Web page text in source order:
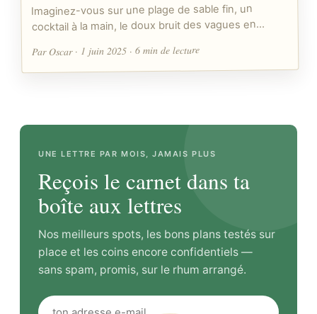
Imaginez-vous sur une plage de sable fin, un
cocktail à la main, le doux bruit des vagues en…
Par Oscar · 1 juin 2025 · 6 min de lecture
UNE LETTRE PAR MOIS, JAMAIS PLUS
Reçois le carnet dans ta
boîte aux lettres
Nos meilleurs spots, les bons plans testés sur
place et les coins encore confidentiels —
sans spam, promis, sur le rhum arrangé.